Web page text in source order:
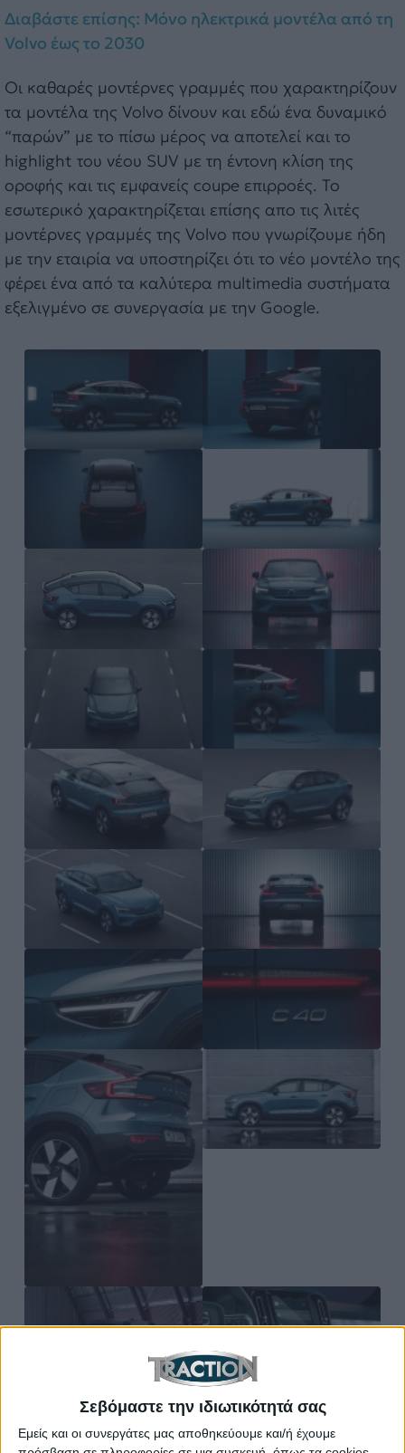
Σεβόμαστε την ιδιωτικότητά σας
Εμείς και οι συνεργάτες μας αποθηκεύουμε και/ή έχουμε
Διαβάστε επίσης: Μόνο ηλεκτρικά μοντέλα από τη
Volvo έως το 2030
Οι καθαρές μοντέρνες γραμμές που χαρακτηρίζουν
τα μοντέλα της Volvo δίνουν και εδώ ένα δυναμικό
“παρών” με το πίσω μέρος να αποτελεί και το
highlight του νέου SUV με τη έντονη κλίση της
οροφής και τις εμφανείς coupe επιρροές. Το
εσωτερικό χαρακτηρίζεται επίσης απο τις λιτές
μοντέρνες γραμμές της Volvo που γνωρίζουμε ήδη
με την εταιρία να υποστηρίζει ότι το νέο μοντέλο της
φέρει ένα από τα καλύτερα multimedia συστήματα
εξελιγμένο σε συνεργασία με την Google.